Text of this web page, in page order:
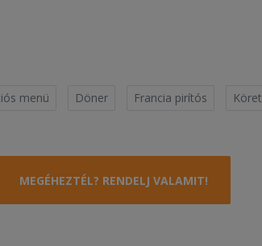
menü Döner Francia pirítós Köret
MEGÉHEZTÉL? RENDELJ VALAMIT!